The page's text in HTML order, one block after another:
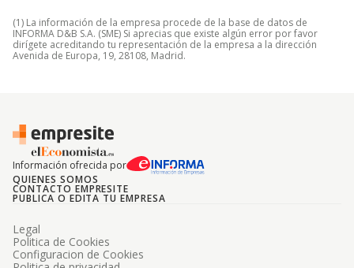
(1) La información de la empresa procede de la base de datos de
INFORMA D&B S.A. (SME) Si aprecias que existe algún error por favor
dirígete acreditando tu representación de la empresa a la dirección
Avenida de Europa, 19, 28108, Madrid.
Información ofrecida por
QUIENES SOMOS
CONTACTO EMPRESITE
PUBLICA O EDITA TU EMPRESA
Legal
Politica de Cookies
Configuracion de Cookies